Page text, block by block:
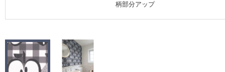
モデルハウス
新築戸建・マンション
柄部分アップ